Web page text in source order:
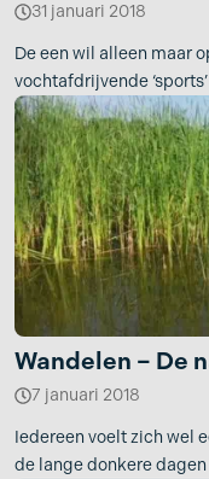
31 januari 2018
De een wil alleen maar
vochtafdrijvende
Wandelen – De
7 januari 2018
Iedereen voelt zich wel
de lange donkere